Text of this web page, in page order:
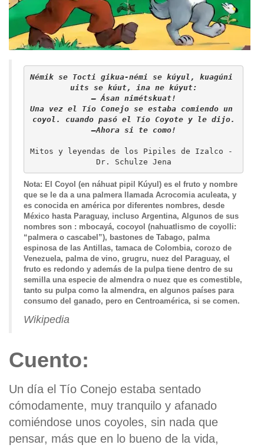
Némik se Tocti gikua-némi se kúyul, kuagúni
uits se kúut, ina ne kúyut:
— Ásan nimétskuat!
Una vez el Tío Conejo se estaba comiendo un
coyol. cuando pasó el Tío Coyote y le dijo.
—Ahora si te como!
Mitos y leyendas de los Pipiles de Izalco -
Nota: El Coyol (en náhuat pipil Kúyul) es el fruto y nombre
que se le da a una palmera llamada Acrocomia aculeata, y
es conocida en américa por diferentes nombres, desde
México hasta Paraguay, incluso Argentina, Algunos de sus
nombres son : mbocayá, cocoyol (nahuatlismo de coyolli:
“palmera o cascabel”), bastones de Tabago, palma
espinosa de las Antillas, tamaca de Colombia, corozo de
Venezuela, palma de vino, grugru, nuez del Paraguay, el
fruto es redondo y además de la pulpa tiene dentro de su
semilla una especie de almendra o nuez que es comestible,
tanto su pulpa como la almendra, en algunos países para
consumo del ganado, pero en Centroamérica, si se comen.
Wikipedia
Cuento:
Un día el Tío Conejo estaba sentado
cómodamente, muy tranquilo y afanado
comiéndose unos coyoles, sin nada que
pensar, más que en lo bueno de la vida,